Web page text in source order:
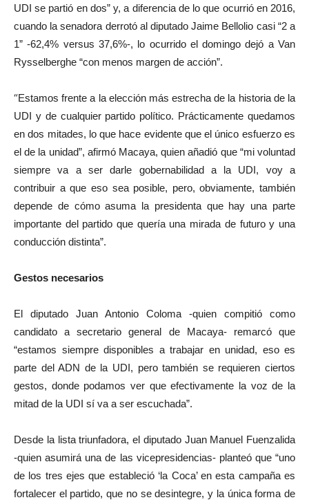
UDI se partió en dos” y, a diferencia de lo que ocurrió en 2016,
cuando la senadora derrotó al diputado Jaime Bellolio casi “2 a
1” -62,4% versus 37,6%-, lo ocurrido el domingo dejó a Van
Rysselberghe “con menos margen de acción”.
“Estamos frente a la elección más estrecha de la historia de la
UDI y de cualquier partido político. Prácticamente quedamos
en dos mitades, lo que hace evidente que el único esfuerzo es
el de la unidad”, afirmó Macaya, quien añadió que “mi voluntad
siempre va a ser darle gobernabilidad a la UDI, voy a
contribuir a que eso sea posible, pero, obviamente, también
depende de cómo asuma la presidenta que hay una parte
importante del partido que quería una mirada de futuro y una
conducción distinta”.
Gestos necesarios
El diputado Juan Antonio Coloma -quien compitió como
candidato a secretario general de Macaya- remarcó que
“estamos siempre disponibles a trabajar en unidad, eso es
parte del ADN de la UDI, pero también se requieren ciertos
gestos, donde podamos ver que efectivamente la voz de la
mitad de la UDI sí va a ser escuchada”.
Desde la lista triunfadora, el diputado Juan Manuel Fuenzalida
-quien asumirá una de las vicepresidencias- planteó que “uno
de los tres ejes que estableció ‘la Coca’ en esta campaña es
fortalecer el partido, que no se desintegre, y la única forma de